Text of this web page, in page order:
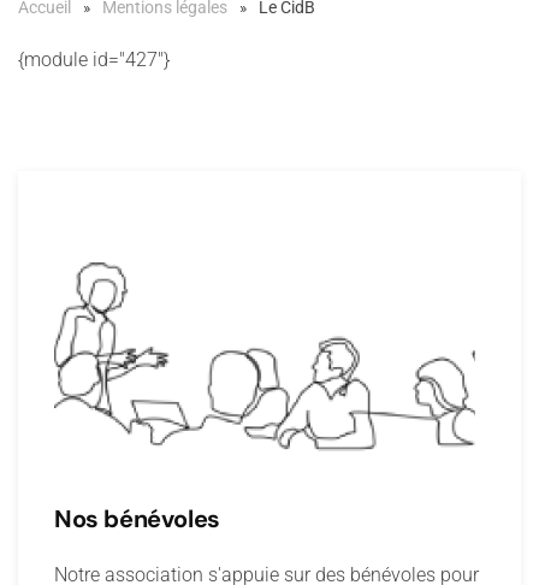
Accueil Mentions légales Le CidB
{module id="427"}
Nos bénévoles
Notre association s'appuie sur des bénévoles pour